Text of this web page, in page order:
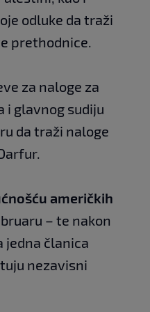
odluke da traži
prethodnice.
za naloge za
i glavnog sudiju
da traži naloge
američkih
– te nakon
jedna članica
nezavisni